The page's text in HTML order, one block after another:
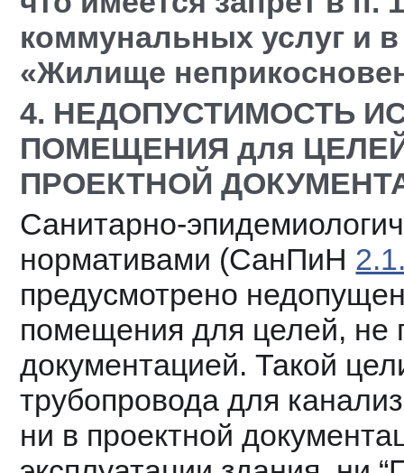
коммунальных услуг и
«Жилище
4. НЕДОПУСТИМОСТЬ
ПОМЕЩЕНИЯ для
ПРОЕКТНОЙ
Санитарно-
нормативами (СанПиН
предусмотрено
помещения для целей, не
документацией. Такой
трубопровода для
ни в проектной